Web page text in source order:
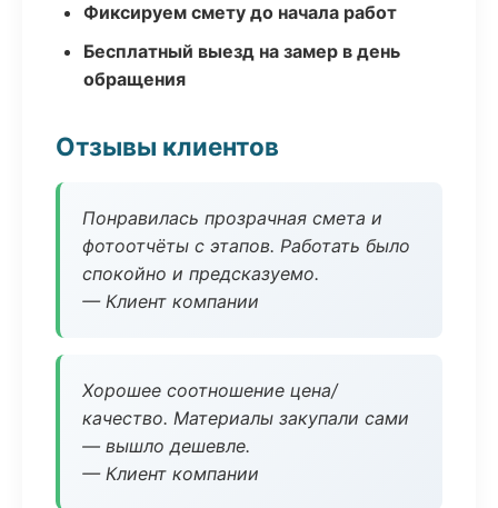
Фиксируем смету до начала работ
Бесплатный выезд на замер в день
обращения
Отзывы клиентов
Понравилась прозрачная смета и
фотоотчёты с этапов. Работать было
спокойно и предсказуемо.
— Клиент компании
Хорошее соотношение цена/
качество. Материалы закупали сами
— вышло дешевле.
— Клиент компании